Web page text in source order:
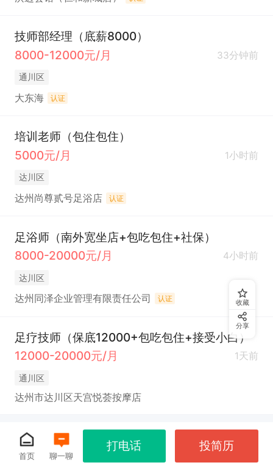
技师部经理（底薪8000）
8000-12000元/月
33分钟前
通川区
大东海 认证
培训老师（包住包住）
5000元/月
1小时前
达川区
达州尚尊贰号足浴店 认证
足浴师（南外宽坐店+包吃包住+社保）
8000-20000元/月
4小时前
达川区
达州同泽企业管理有限责任公司 认证
足疗技师（保底12000+包吃包住+接受小白）
12000-20000元/月
1天前
通川区
达州市达川区天宫悦荟按摩店
收藏
分享
首页 聊一聊
打电话 投简历